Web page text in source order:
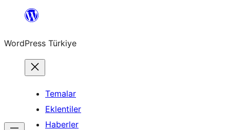
İçeriğe
WordPress Türkiye
Temalar
Eklentiler
Haberler